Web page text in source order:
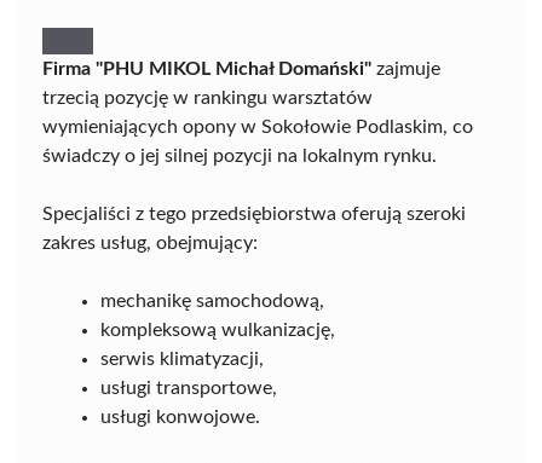
Firma "PHU MIKOL Michał Domański" zajmuje
trzecią pozycję w rankingu warsztatów
wymieniających opony w Sokołowie Podlaskim, co
świadczy o jej silnej pozycji na lokalnym rynku.
Specjaliści z tego przedsiębiorstwa oferują szeroki
zakres usług, obejmujący:
mechanikę samochodową,
kompleksową wulkanizację,
serwis klimatyzacji,
usługi transportowe,
usługi konwojowe.